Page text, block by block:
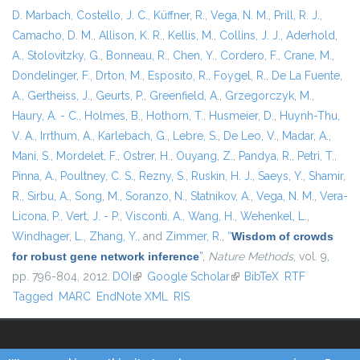
D. Marbach, Costello, J. C., Küffner, R., Vega, N. M., Prill, R. J.,
Camacho, D. M., Allison, K. R., Kellis, M., Collins, J. J., Aderhold,
A., Stolovitzky, G., Bonneau, R., Chen, Y., Cordero, F., Crane, M.,
Dondelinger, F., Drton, M., Esposito, R., Foygel, R., De La Fuente,
A., Gertheiss, J., Geurts, P., Greenfield, A., Grzegorczyk, M.,
Haury, A. - C., Holmes, B., Hothorn, T., Husmeier, D., Huynh-Thu,
V. A., Irrthum, A., Karlebach, G., Lebre, S., De Leo, V., Madar, A.,
Mani, S., Mordelet, F., Ostrer, H., Ouyang, Z., Pandya, R., Petri, T.,
Pinna, A., Poultney, C. S., Rezny, S., Ruskin, H. J., Saeys, Y., Shamir,
R., Sirbu, A., Song, M., Soranzo, N., Statnikov, A., Vega, N. M., Vera-
Licona, P., Vert, J. - P., Visconti, A., Wang, H., Wehenkel, L.,
Windhager, L., Zhang, Y., and Zimmer, R., “Wisdom of crowds
for robust gene network inference”, Nature Methods, vol. 9,
pp. 796-804, 2012. DOI (link is external)
Google Scholar(link is external)
BibTeX RTF
Tagged MARC EndNote XML RIS